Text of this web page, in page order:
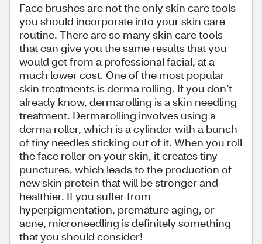
Face brushes are not the only skin care tools
you should incorporate into your skin care
routine. There are so many skin care tools
that can give you the same results that you
would get from a professional facial, at a
much lower cost. One of the most popular
skin treatments is derma rolling. If you don’t
already know, dermarolling is a skin needling
treatment. Dermarolling involves using a
derma roller, which is a cylinder with a bunch
of tiny needles sticking out of it. When you roll
the face roller on your skin, it creates tiny
punctures, which leads to the production of
new skin protein that will be stronger and
healthier. If you suffer from
hyperpigmentation, premature aging, or
acne, microneedling is definitely something
that you should consider!